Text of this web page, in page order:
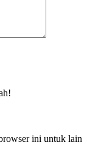
ini untuk lain